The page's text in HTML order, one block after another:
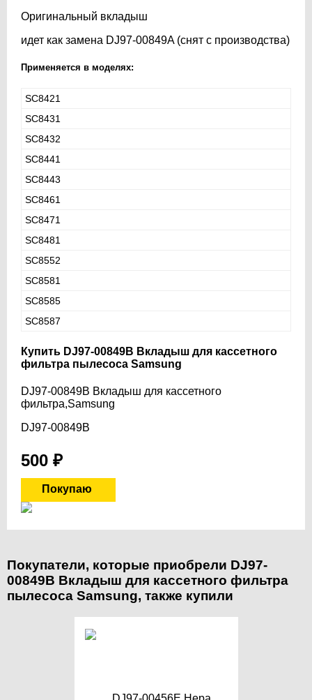
Оригинальный вкладыш
идет как замена DJ97-00849A (снят с производства)
Применяется в моделях:
SC8421
SC8431
SC8432
SC8441
SC8443
SC8461
SC8471
SC8481
SC8552
SC8581
SC8585
SC8587
Купить DJ97-00849B Вкладыш для кассетного
фильтра пылесоса Samsung
DJ97-00849B Вкладыш для кассетного
фильтра,Samsung
DJ97-00849B
500 ₽
Покупатели, которые приобрели DJ97-
00849B Вкладыш для кассетного фильтра
пылесоса Samsung, также купили